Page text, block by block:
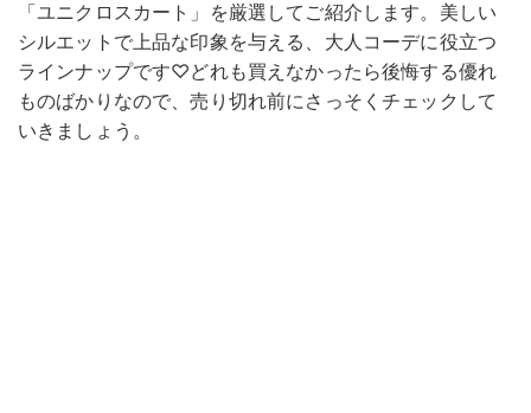
「ユニクロスカート」を厳選してご紹介します。美しい
シルエットで上品な印象を与える、大人コーデに役立つ
ラインナップです♡どれも買えなかったら後悔する優れ
ものばかりなので、売り切れ前にさっそくチェックして
いきましょう。